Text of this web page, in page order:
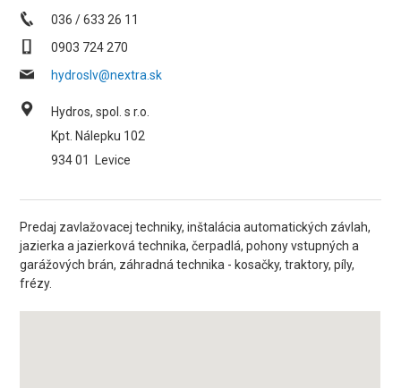
036 / 633 26 11
0903 724 270
hydroslv@nextra.sk
Hydros, spol. s r.o.
Kpt. Nálepku 102
934 01
Levice
Predaj zavlažovacej techniky, inštalácia automatických závlah,
jazierka a jazierková technika, čerpadlá, pohony vstupných a
garážových brán, záhradná technika - kosačky, traktory, píly,
frézy.